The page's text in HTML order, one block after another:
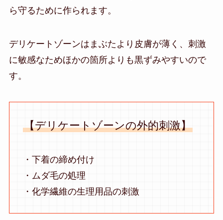
ら守るために作られます。
デリケートゾーンはまぶたより皮膚が薄く、刺激
に敏感なためほかの箇所よりも黒ずみやすいので
す。
【デリケートゾーンの外的刺激】
・下着の締め付け
・ムダ毛の処理
・化学繊維の生理用品の刺激